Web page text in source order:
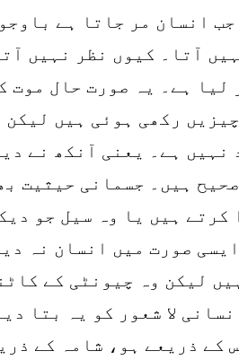
انسان مر جاتا ہے
آتا۔ کیوں نظر نہیں
لیا ہے۔ یہ صورت حال موت
رکھی ہوئی ہیں
نہیں ہے۔ یعنی آنکھ نے
کرتے ہیں یا وہ سیل جو
صورت میں انسان نہ
لیکن وہ چیونٹی کے
لا شعور کو یہ بتا
کے ذریعے ہو، شامہ کے